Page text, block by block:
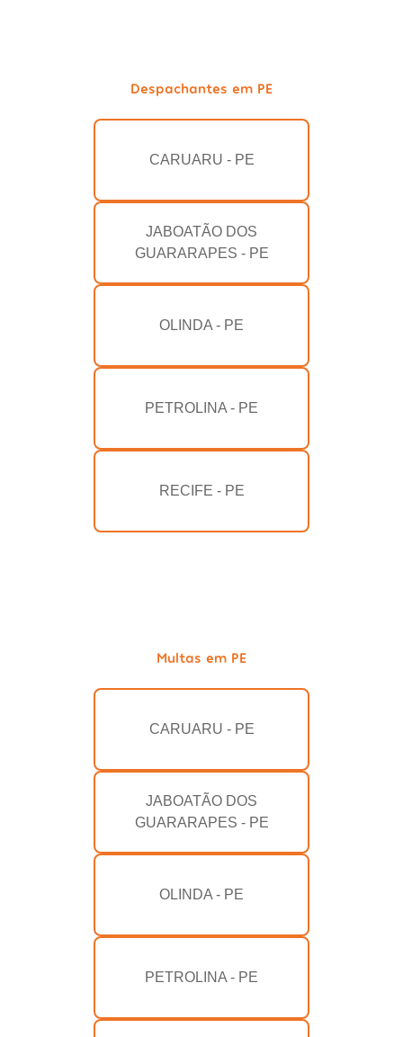
Despachantes em PE
CARUARU - PE
JABOATÃO DOS
GUARARAPES - PE
OLINDA - PE
PETROLINA - PE
RECIFE - PE
Multas em PE
CARUARU - PE
JABOATÃO DOS
GUARARAPES - PE
OLINDA - PE
PETROLINA - PE